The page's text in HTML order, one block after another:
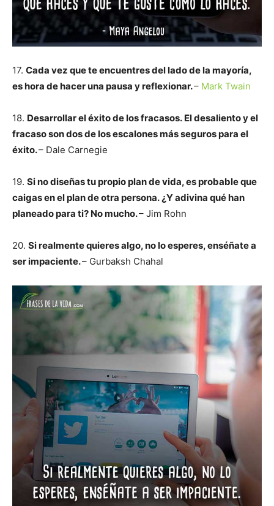
17. Cada vez que te encuentres del lado de la mayoría,
es hora de hacer una pausa y reflexionar.– Mark Twain
18. Desarrollar el éxito de los fracasos. El desaliento y el
fracaso son dos de los escalones más seguros para el
éxito.– Dale Carnegie
19. Si no diseñas tu propio plan de vida, es probable que
caigas en el plan de otra persona. ¿Y adivina qué han
planeado para ti? No mucho.– Jim Rohn
20. Si realmente quieres algo, no lo esperes, enséñate a
ser impaciente.– Gurbaksh Chahal